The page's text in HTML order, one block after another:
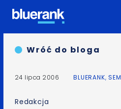
Wróć do bloga
24 lipca 2006 BLUERANK,SEM
Redakcja